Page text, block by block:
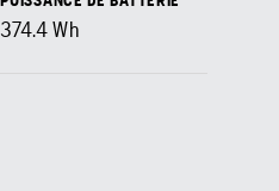
374.4 Wh